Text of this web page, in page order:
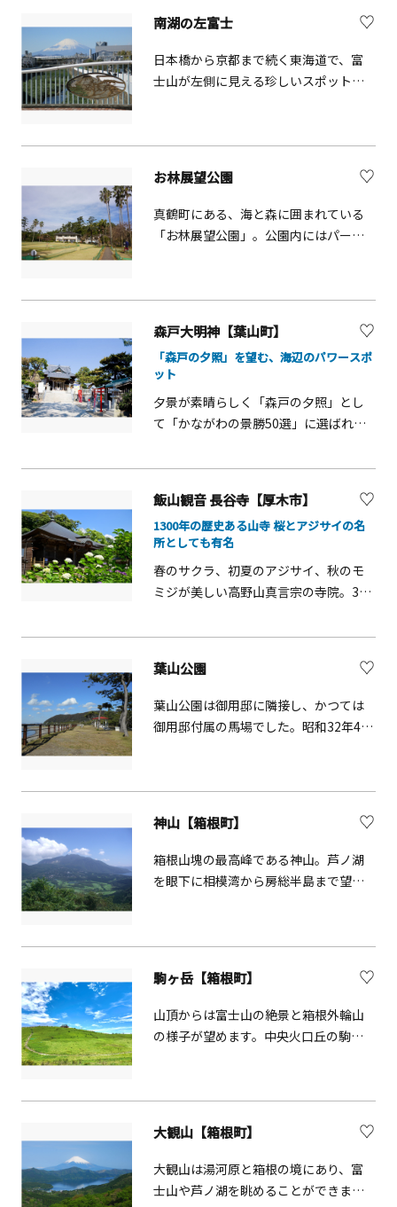
といざないます。眼下の江ノ島をはじ
め、大山の四季の自然や車窓を流れる
眺望を堪能できる大きな窓が特徴のケ
ーブルカーは、2016年グッドデザイン
南湖の左富士
日本橋から京都まで続く東海道で、富
士山が左側に見える珍しいスポット。
きます。歌川広重（安藤広重）の浮世
絵「南期の松原左り不二」に当時の様
子が描かれています。正面にある鶴嶺
八幡宮の参道には松並木が整備されて
おり、昔の面影を残しています。
お林展望公園
真鶴町にある、海と森に囲まれている
「お林展望公園」。公園内にはパーク
とができます。公園の先端にある広場
からは、初島や大島を眺めることがで
きます。
森戸大明神【葉山町】
「森戸の夕照」を望む、海辺のパワースポ
ット
夕景が素晴らしく「森戸の夕照」とし
て「かながわの景勝50選」に選ばれて
れ、鎌倉時代には「七瀬祓い・加持祈
ったとされています。子宝の聖地とし
ても信仰が篤く、全国より多くの参拝
者が訪れます。
飯山観音 長谷寺【厚木市】
1300年の歴史ある山寺 桜とアジサイの名
所としても有名
春のサクラ、初夏のアジサイ、秋のモ
ミジが美しい高野山真言宗の寺院。3月
内に満開の桜が咲き乱れます。同時期
れ、多くの花見客でにぎわいます。境
内からは横浜方面が一望できるほか、
上から見下ろす桜を楽しむことも。梅
られた銅鐘は県指定重要文化財です。
葉山公園
葉山公園は御用邸に隣接し、かつては
御用邸付属の馬場でした。昭和32年4月
できる絶好のビューポイント。四季
折々の植物も楽しむことができます。
神山【箱根町】
箱根山塊の最高峰である神山。芦ノ湖
を眼下に相模湾から房総半島まで望
駒ヶ岳【箱根町】
山頂からは富士山の絶景と箱根外輪山
の様子が望めます。中央火口丘の駒ヶ
伊豆七島、駿河湾に相模湾が望めるの
は箱根でも唯一の景観。山頂に佇む箱
根元宮は2400年の歴史を持つ箱根神社
の奥宮。駒ヶ岳は箱根本来の自然を残
す、人と自然が深く関わってきた遺産
大観山【箱根町】
大観山は湯河原と箱根の境にあり、富
士山や芦ノ湖を眺めることができま